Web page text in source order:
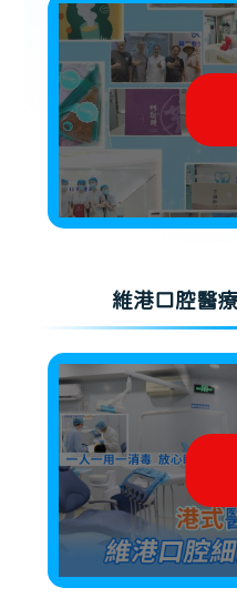
維港口腔醫